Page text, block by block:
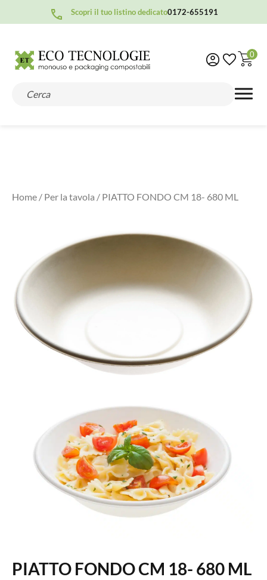
Scopri il tuo listino dedicato0172-655191
0
Home / Per la tavola / PIATTO FONDO CM 18- 680 ML
PIATTO FONDO CM 18- 680 ML